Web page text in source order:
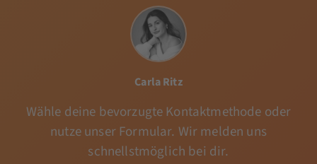
Carla Ritz
Wähle deine bevorzugte Kontaktmethode oder
nutze unser Formular. Wir melden uns
schnellstmöglich bei dir.